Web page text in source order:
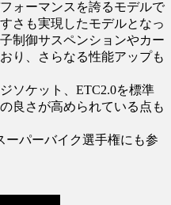
ォーマンスを誇るモデルで
さも実現したモデルとなっ
制御サスペンションやカー
り、さらなる性能アップも
ソケット、ETC2.0を標準
良さが高められている点も
パーバイク選手権にも参